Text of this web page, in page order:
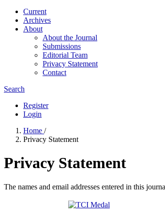
Current
Archives
About
About the Journal
Submissions
Editorial Team
Privacy Statement
Contact
Search
Register
Login
Home /
Privacy Statement
Privacy Statement
The names and email addresses entered in this